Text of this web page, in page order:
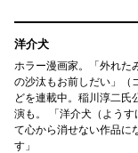
洋介犬
ホラー漫画家。「外れた
の沙汰もお前しだい」（
どを連載中。稲川淳二氏
演も。 「洋介犬（よう
て心から消せない作品に
す」